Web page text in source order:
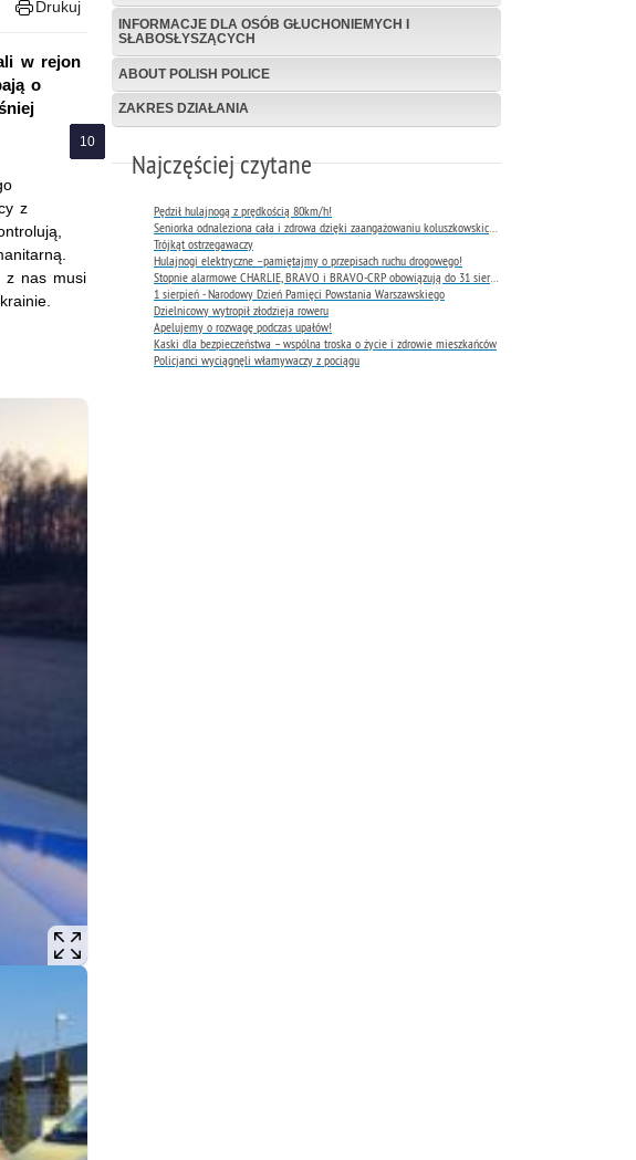
Drukuj
w rejon
o
z
z nas musi
INFORMACJE DLA OSÓB GŁUCHONIEMYCH I
SŁABOSŁYSZĄCYCH
ABOUT POLISH POLICE
ZAKRES DZIAŁANIA
Najczęściej czytane
Pędził hulajnogą z prędkością 80km/h!
Trójkąt ostrzegawaczy
Hulajnogi elektryczne –pamiętajmy o przepisach ruchu drogowego!
Stopnie alarmowe CHARLIE, BRAVO i BRAVO-CRP obowiązują do 31 sierpnia 2026 r.
1 sierpień - Narodowy Dzień Pamięci Powstania Warszawskiego
Dzielnicowy wytropił złodzieja roweru
Apelujemy o rozwagę podczas upałów!
Kaski dla bezpieczeństwa – wspólna troska o życie i zdrowie mieszkańców
Policjanci wyciągnęli włamywaczy z pociągu